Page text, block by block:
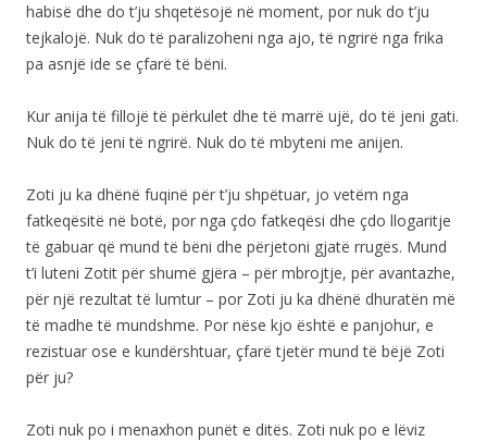
habisë dhe do t’ju shqetësojë në moment, por nuk do t’ju
tejkalojë. Nuk do të paralizoheni nga ajo, të ngrirë nga frika
pa asnjë ide se çfarë të bëni.
Kur anija të fillojë të përkulet dhe të marrë ujë, do të jeni gati.
Nuk do të jeni të ngrirë. Nuk do të mbyteni me anijen.
Zoti ju ka dhënë fuqinë për t’ju shpëtuar, jo vetëm nga
fatkeqësitë në botë, por nga çdo fatkeqësi dhe çdo llogaritje
të gabuar që mund të bëni dhe përjetoni gjatë rrugës. Mund
t’i luteni Zotit për shumë gjëra – për mbrojtje, për avantazhe,
për një rezultat të lumtur – por Zoti ju ka dhënë dhuratën më
të madhe të mundshme. Por nëse kjo është e panjohur, e
rezistuar ose e kundërshtuar, çfarë tjetër mund të bëjë Zoti
për ju?
Zoti nuk po i menaxhon punët e ditës. Zoti nuk po e lëviz